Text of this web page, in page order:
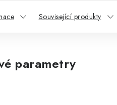
Související produkty
parametry